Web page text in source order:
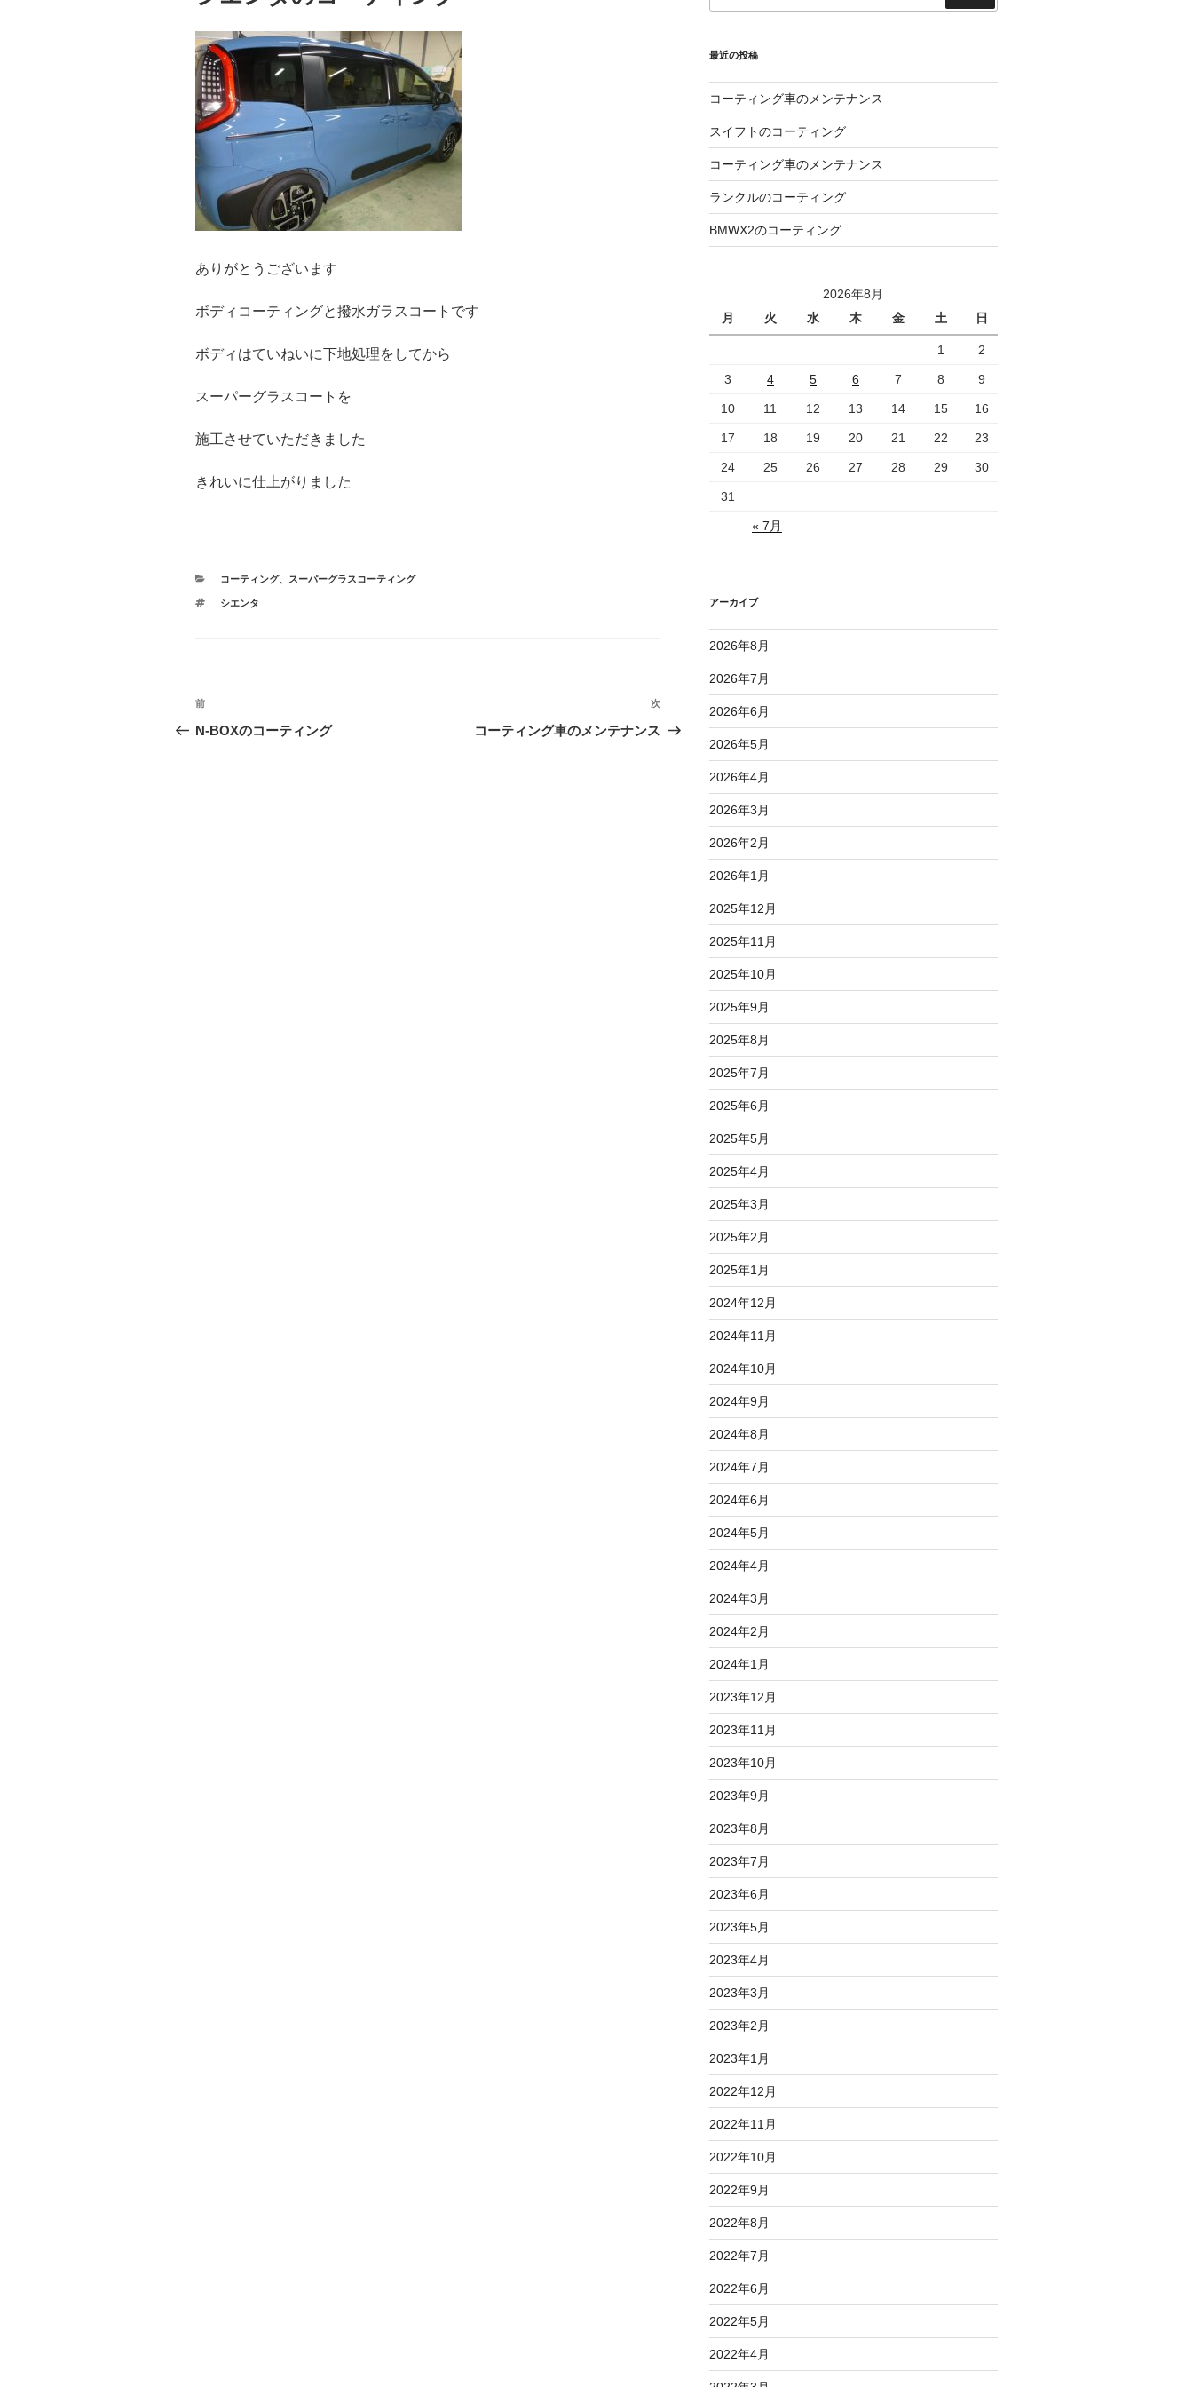
ありがとうございます
ボディコーティングと撥水ガラスコートです
ボディはていねいに下地処理をしてから
スーパーグラスコートを
施工させていただきました
きれいに仕上がりました
カ
ゴ
コーティング、 スーパーグラスコーティング
タ
シエンタ
投
稿
前
の
前
N-BOXのコーティング
次
の
次
コーティング車のメンテナンス
索
最近の投稿
コーティング車のメンテナンス
スイフトのコーティング
コーティング車のメンテナンス
ランクルのコーティング
BMWX2のコーティング
2026年8月
月
火 水 木 金 土 日
1 2
3 4 5 6 7 8 9
10 11 12 13 14 15 16
17 18 19 20 21 22 23
24 25 26 27 28 29 30
31
« 7月
アーカイブ
2026年8月
2026年7月
2026年6月
2026年5月
2026年4月
2026年3月
2026年2月
2026年1月
2025年12月
2025年11月
2025年10月
2025年9月
2025年8月
2025年7月
2025年6月
2025年5月
2025年4月
2025年3月
2025年2月
2025年1月
2024年12月
2024年11月
2024年10月
2024年9月
2024年8月
2024年7月
2024年6月
2024年5月
2024年4月
2024年3月
2024年2月
2024年1月
2023年12月
2023年11月
2023年10月
2023年9月
2023年8月
2023年7月
2023年6月
2023年5月
2023年4月
2023年3月
2023年2月
2023年1月
2022年12月
2022年11月
2022年10月
2022年9月
2022年8月
2022年7月
2022年6月
2022年5月
2022年4月